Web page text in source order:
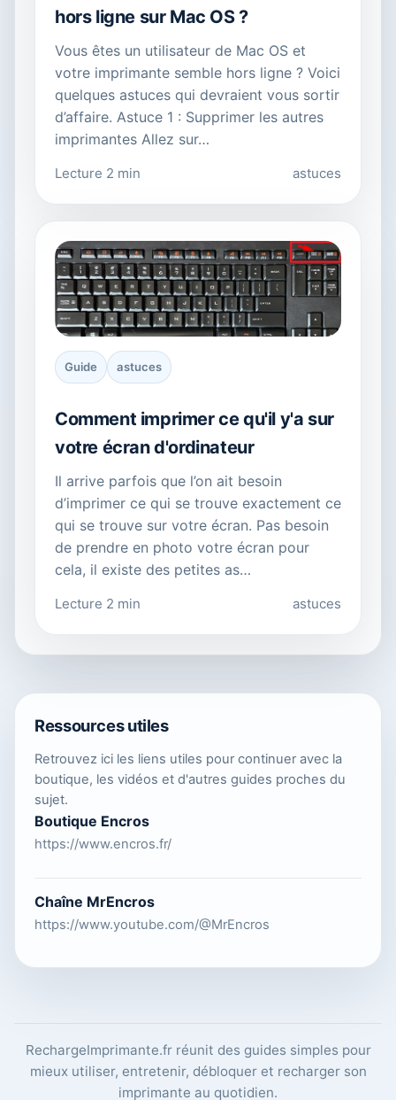
hors ligne sur Mac OS ?
Vous êtes un utilisateur de Mac OS et
votre imprimante semble hors ligne ? Voici
quelques astuces qui devraient vous sortir
d’affaire. Astuce 1 : Supprimer les autres
imprimantes Allez sur…
Lecture 2 min astuces
Guide astuces
Comment imprimer ce qu'il y'a sur
votre écran d'ordinateur
Il arrive parfois que l’on ait besoin
d’imprimer ce qui se trouve exactement ce
qui se trouve sur votre écran. Pas besoin
de prendre en photo votre écran pour
cela, il existe des petites as…
Lecture 2 min astuces
Ressources utiles
Retrouvez ici les liens utiles pour continuer avec la
boutique, les vidéos et d'autres guides proches du
sujet.
Boutique Encros
https://www.encros.fr/
Chaîne MrEncros
https://www.youtube.com/@MrEncros
RechargeImprimante.fr réunit des guides simples pour
mieux utiliser, entretenir, débloquer et recharger son
imprimante au quotidien.